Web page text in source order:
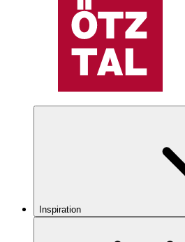
Inspiration